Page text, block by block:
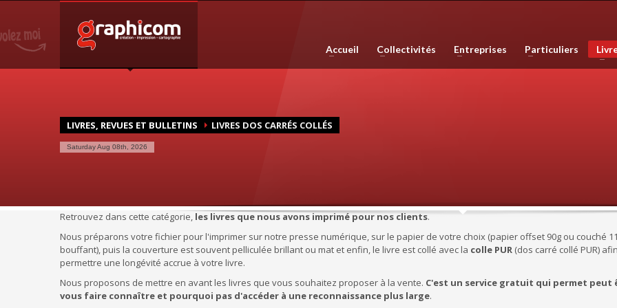
NOTRE SPÉCIALISATION
Notre entreprise familiale est spécialisée dans la cartographie, les plans de ville, mais est également compétente en infographie, en
graphique, en impression grâce à nos presses numériques de haute qualité. Nous réalisons également des sites internet et
Accueil Collectivités Entreprises Particuliers
LIVRES, REVUES ET BULLETINS LIVRES DOS CARRÉS COLLÉS
Saturday Aug 08th, 2026
Retrouvez dans cette catégorie, les livres que nous avons imprimé pour nos clients.
Nous préparons votre fichier pour l'imprimer sur notre presse numérique, sur le papier de votre choix (papier offset 90g ou couché
bouffant), puis la couverture est souvent pelliculée brillant ou mat et enfin, le livre est collé avec la colle PUR (dos carré collé PUR)
permettre une longévité accrue à votre livre.
Nous proposons de mettre en avant les livres que vous souhaitez proposer à la vente. C'est un service gratuit qui permet peut
vous faire connaître et pourquoi pas d'accéder à une reconnaissance plus large.